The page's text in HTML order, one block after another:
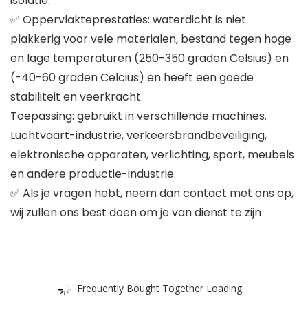
✅ Oppervlakteprestaties: waterdicht is niet
plakkerig voor vele materialen, bestand tegen hoge
en lage temperaturen (250-350 graden Celsius) en
(-40-60 graden Celcius) en heeft een goede
stabiliteit en veerkracht.
Toepassing: gebruikt in verschillende machines.
Luchtvaart-industrie, verkeersbrandbeveiliging,
elektronische apparaten, verlichting, sport, meubels
en andere productie-industrie.
✅ Als je vragen hebt, neem dan contact met ons op,
wij zullen ons best doen om je van dienst te zijn
Frequently Bought Together Loading...